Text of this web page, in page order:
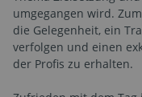
umgegangen wird.
die Gelegenheit, ein
verfolgen und einen
der Profis zu erhalten.